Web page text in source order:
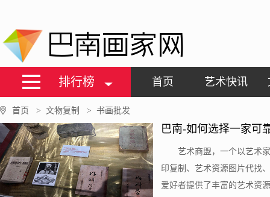
巴南画家网
排行榜 首页 艺术快讯
首页 > 文物复制 > 书画批发
巴南-如何选择一家可
艺术商盟，一个以艺术
印复制、艺术资源图片代找
爱好者提供了丰富的艺术资